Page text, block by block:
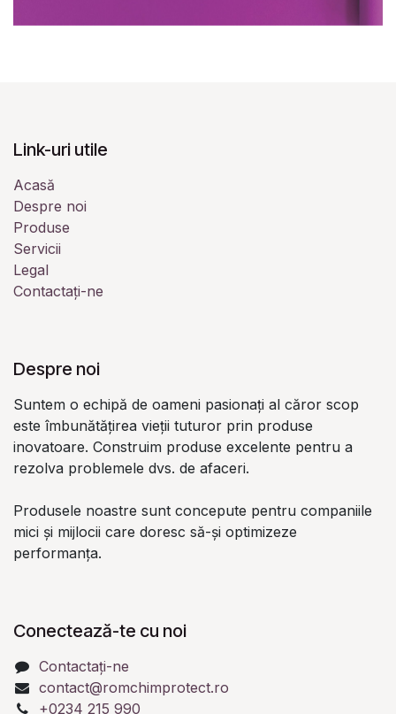
Link-uri utile
Acasă
Despre noi
Produse
Servicii
Legal
Contactați-ne
Despre noi
Suntem o echipă de oameni pasionați al căror scop
este îmbunătățirea vieții tuturor prin produse
inovatoare. Construim produse excelente pentru a
rezolva problemele dvs. de afaceri.
Produsele noastre sunt concepute pentru companiile
mici și mijlocii care doresc să-și optimizeze
performanța.
Conectează-te cu noi
Contactați-ne
contact@romchimprotect.ro
+0234 215 990